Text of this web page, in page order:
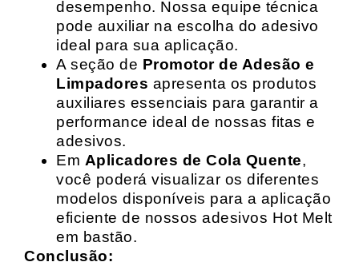
desempenho. Nossa equipe técnica
pode auxiliar na escolha do adesivo
ideal para sua aplicação.
A seção de Promotor de Adesão e
Limpadores apresenta os produtos
auxiliares essenciais para garantir a
performance ideal de nossas fitas e
adesivos.
Em Aplicadores de Cola Quente,
você poderá visualizar os diferentes
modelos disponíveis para a aplicação
eficiente de nossos adesivos Hot Melt
em bastão.
Conclusão: